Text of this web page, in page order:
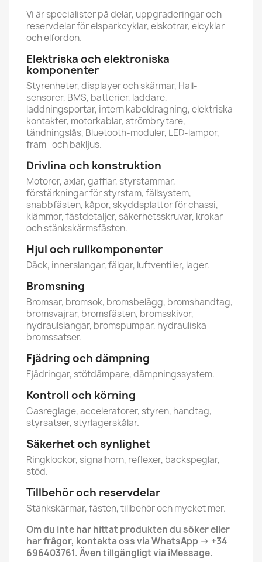
Vi är specialister på delar, uppgraderingar och
reservdelar för elsparkcyklar, elskotrar, elcyklar
och elfordon.
Elektriska och elektroniska
komponenter
Styrenheter, displayer och skärmar, Hall-
sensorer, BMS, batterier, laddare,
laddningsportar, intern kabeldragning, elektriska
kontakter, motorkablar, strömbrytare,
tändningslås, Bluetooth-moduler, LED-lampor,
fram- och bakljus.
Drivlina och konstruktion
Motorer, axlar, gafflar, styrstammar,
förstärkningar för styrstam, fällsystem,
snabbfästen, kåpor, skyddsplattor för chassi,
klämmor, fästdetaljer, säkerhetsskruvar, krokar
och stänkskärmsfästen.
Hjul och rullkomponenter
Däck, innerslangar, fälgar, luftventiler, lager.
Bromsning
Bromsar, bromsok, bromsbelägg, bromshandtag,
bromsvajrar, bromsfästen, bromsskivor,
hydraulslangar, bromspumpar, hydrauliska
bromssatser.
Fjädring och dämpning
Fjädringar, stötdämpare, dämpningssystem.
Kontroll och körning
Gasreglage, acceleratorer, styren, handtag,
styrsatser, styrlagerskålar.
Säkerhet och synlighet
Ringklockor, signalhorn, reflexer, backspeglar,
stöd.
Tillbehör och reservdelar
Stänkskärmar, fästen, tillbehör och mycket mer.
Om du inte har hittat produkten du söker eller
har frågor, kontakta oss via WhatsApp → +34
696403761. Även tillgängligt via iMessage.